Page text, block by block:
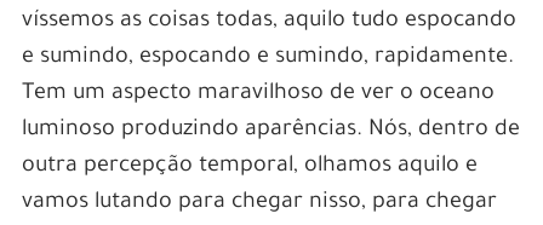
víssemos as coisas todas, aquilo tudo espocando
e sumindo, espocando e sumindo, rapidamente.
Tem um aspecto maravilhoso de ver o oceano
luminoso produzindo aparências. Nós, dentro de
outra percepção temporal, olhamos aquilo e
vamos lutando para chegar nisso, para chegar